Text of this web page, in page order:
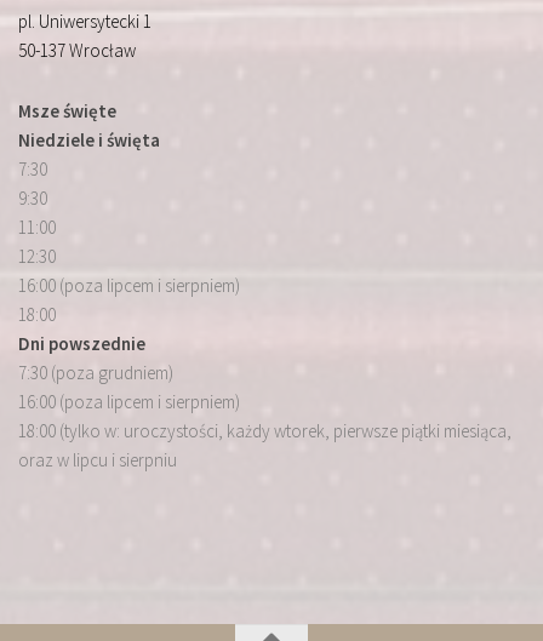
pl. Uniwersytecki 1
50-137 Wrocław
Msze święte
Niedziele i święta
7:30
9:30
11:00
12:30
16:00 (poza lipcem i sierpniem)
18:00
Dni powszednie
7:30 (poza grudniem)
16:00 (poza lipcem i sierpniem)
18:00 (tylko w: uroczystości, każdy wtorek, pierwsze piątki miesiąca,
oraz w lipcu i sierpniu